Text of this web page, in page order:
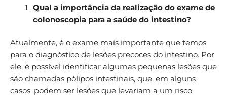
Qual a importância da realização do exame de
colonoscopia para a saúde do intestino?
Atualmente, é o exame mais importante que temos
para o diagnóstico de lesões precoces do intestino. Por
ele, é possível identificar algumas pequenas lesões que
são chamadas pólipos intestinais, que, em alguns
casos, podem ser lesões que levariam a um risco